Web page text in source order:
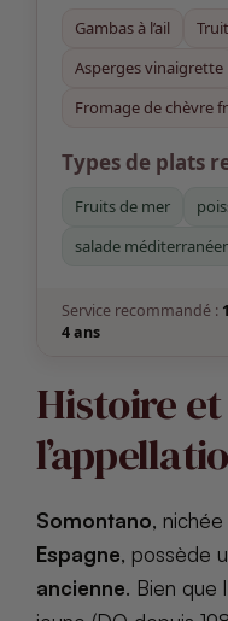
Gambas à l’ail
Asperges vinaigrette
Fromage de chèvre
Types de plats
Fruits de mer
salade
Service recommandé :
4 ans
Histoire
Somontano, nichée
Espagne, possède
ancienne. Bien que